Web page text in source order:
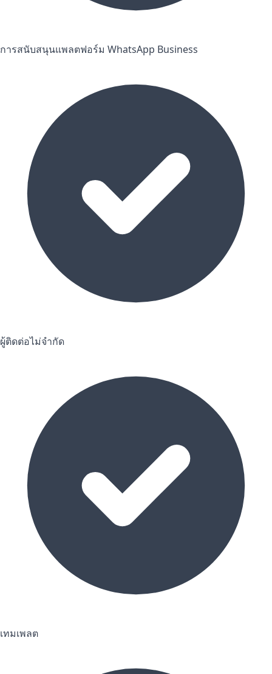
การสนับสนุนแพลตฟอร์ม WhatsApp Business
ผู้ติดต่อไม่จำกัด
เทมเพลต